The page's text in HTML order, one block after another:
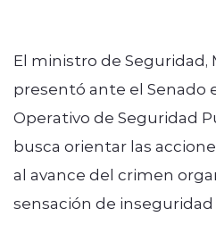
El ministro de Seguridad,
presentó ante el Senado
Operativo de Seguridad
busca orientar las
al avance del crimen
sensación de